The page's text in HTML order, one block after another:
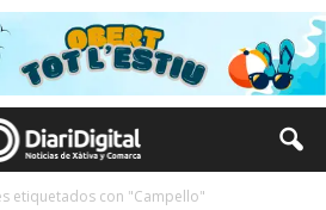
etiquetados con "Campello"